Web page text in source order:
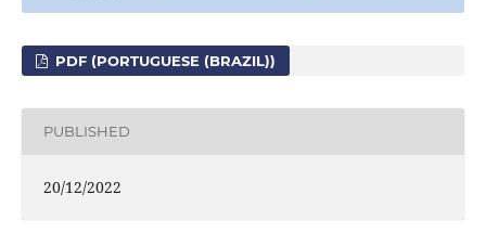
PDF (PORTUGUESE (BRAZIL))
PUBLISHED
20/12/2022